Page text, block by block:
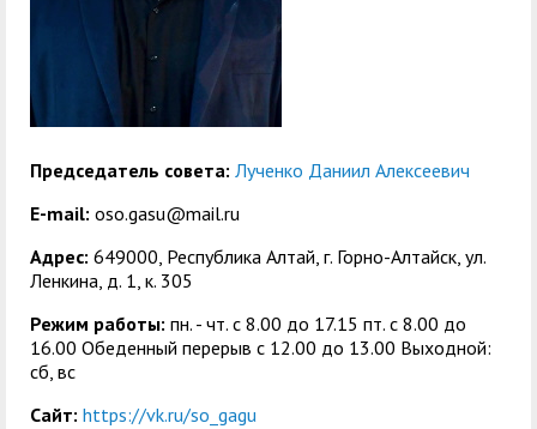
общественностью
Международная
деятельность
Управление по
административно-
Республиканская
профсоюзная
организация высшей
школы
Сведения о доходах
образования
Центр тестирования
иностранных граждан
по русскому языку
Центр развития
компетенций
государственных и
Центр русского языка
как иностранного
(законных
представителей)
Председатель совета: Лученко Даниил Алексеевич
E-mail: oso.gasu@mail.ru
Адрес: 649000, Республика Алтай, г. Горно-Алтайск, ул.
Ленкина, д. 1, к. 305
Режим работы: пн. - чт. с 8.00 до 17.15 пт. c 8.00 до
16.00 Обеденный перерыв с 12.00 до 13.00 Выходной:
сб, вс
Сайт: https://vk.ru/so_gagu